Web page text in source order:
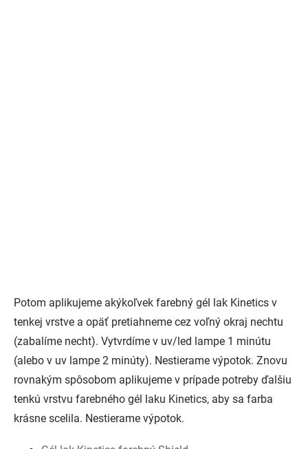
Potom aplikujeme akýkoľvek farebný gél lak Kinetics v
tenkej vrstve a opäť pretiahneme cez voľný okraj nechtu
(zabalíme necht). Vytvrdíme v uv/led lampe 1 minútu
(alebo v uv lampe 2 minúty). Nestierame výpotok. Znovu
rovnakým spôsobom aplikujeme v prípade potreby ďalšiu
tenkú vrstvu farebného gél laku Kinetics, aby sa farba
krásne scelila. Nestierame výpotok.